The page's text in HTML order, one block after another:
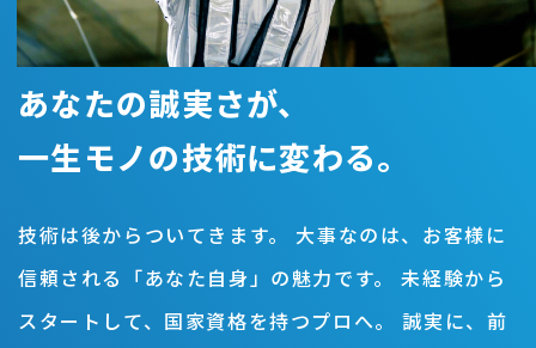
あなたの誠実さが、
一生モノの技術に変わる。
技術は後からついてきます。 大事なのは、お客様に
信頼される「あなた自身」の魅力です。 未経験から
スタートして、国家資格を持つプロへ。 誠実に、前